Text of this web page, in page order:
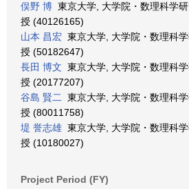
俣野 博 東京大学, 大学院・数理科学
授 (40126165)
山本 昌宏 東京大学, 大学院・数理科
授 (50182647)
長田 博文 東京大学, 大学院・数理科
授 (20177207)
谷島 賢二
東京大学, 大学院・数理科
授 (80011758)
堤 誉志雄 東京大学, 大学院・数理科
授 (10180027)
Project Period (FY)